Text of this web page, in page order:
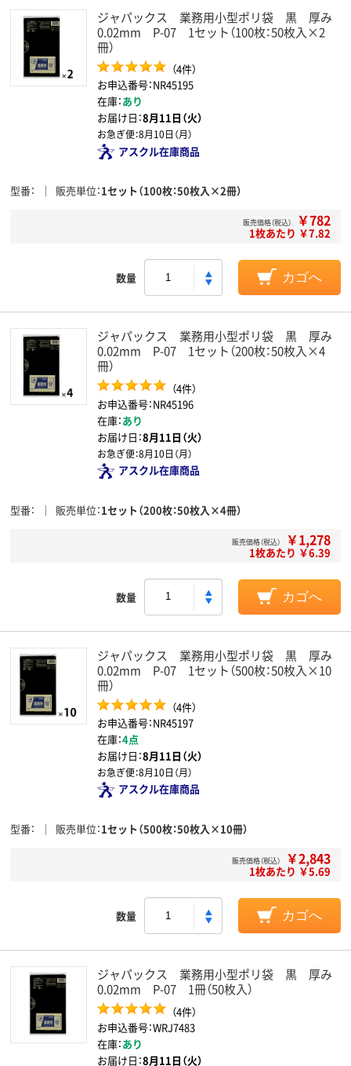
ジャパックス 業務用小型ポリ袋 黒 厚み
0.02mm P-07 1セット（100枚：50枚入×2
冊）
（4件）
お申込番号：NR45195
在庫：あり
お届け日：8月11日（火）
お急ぎ便：8月10日（月）
アスクル在庫商品
型番 販売単位 1セット（100枚：50枚入×2冊）
販売価格（税込） ￥782
1枚あたり ￥7.82
数量 カゴへ
ジャパックス 業務用小型ポリ袋 黒 厚み
0.02mm P-07 1セット（200枚：50枚入×4
冊）
（4件）
お申込番号：NR45196
在庫：あり
お届け日：8月11日（火）
お急ぎ便：8月10日（月）
アスクル在庫商品
型番 販売単位 1セット（200枚：50枚入×4冊）
販売価格（税込） ￥1,278
1枚あたり ￥6.39
数量 カゴへ
ジャパックス 業務用小型ポリ袋 黒 厚み
0.02mm P-07 1セット（500枚：50枚入×10
冊）
（4件）
お申込番号：NR45197
在庫：4点
お届け日：8月11日（火）
お急ぎ便：8月10日（月）
アスクル在庫商品
型番 販売単位 1セット（500枚：50枚入×10冊）
販売価格（税込） ￥2,843
1枚あたり ￥5.69
数量 カゴへ
ジャパックス 業務用小型ポリ袋 黒 厚み
0.02mm P-07 1冊（50枚入）
（4件）
お申込番号：WRJ7483
在庫：あり
お届け日：8月11日（火）